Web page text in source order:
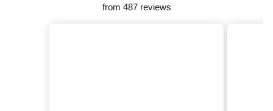
from 487 reviews